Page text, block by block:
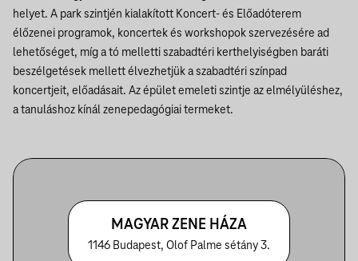
helyet. A park szintjén kialakított Koncert- és Előadóterem
élőzenei programok, koncertek és workshopok szervezésére ad
lehetőséget, míg a tó melletti szabadtéri kerthelyiségben baráti
beszélgetések mellett élvezhetjük a szabadtéri színpad
koncertjeit, előadásait. Az épület emeleti szintje az elmélyüléshez,
a tanuláshoz kínál zenepedagógiai termeket.
MAGYAR ZENE HÁZA
1146 Budapest, Olof Palme sétány 3.